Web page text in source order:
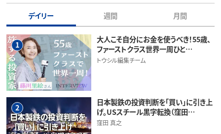
デイリー 週間 月間
1
大人こそ自分にお金を使うべき！55歳、
ファーストクラス世界一周ひと…
トウシル編集チーム
2
日本製鉄の投資判断を「買い」に引き上
げ。USスチール黒字転換（窪田…
窪田 真之